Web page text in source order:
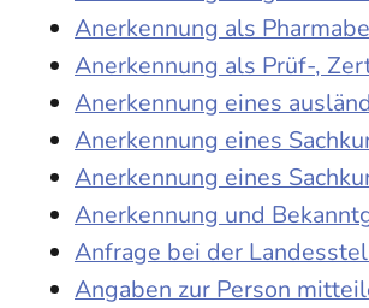
Anerkennung als
Anerkennung als Prüf-,
Anerkennung eines
Anerkennung eines
Anerkennung eines
Anerkennung und
Anfrage bei der
Angaben zur Person